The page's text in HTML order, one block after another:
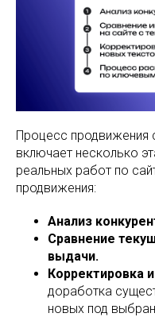
Процесс продвижения
включает несколько
реальных работ по
продвижения:
Анализ
Сравнение
выдачи.
Корректировка
доработка
новых под